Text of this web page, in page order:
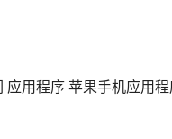
应用程序 苹果手机应用